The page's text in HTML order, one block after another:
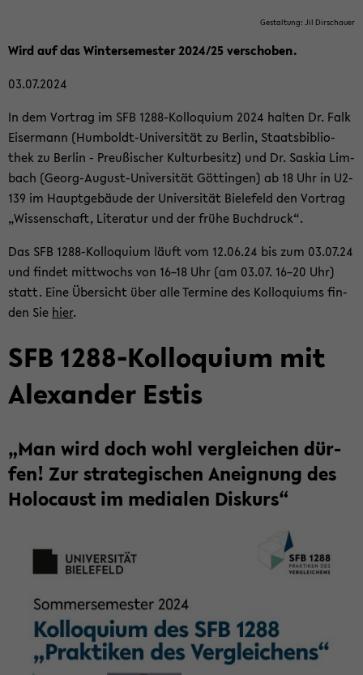
Ge­stal­tung: Jil Dir­schau­er
Wird auf das Win­ter­se­mes­ter 2024/25 ver­scho­ben.
03.07.2024
In dem Vor­trag im SFB 1288-​Kolloquium 2024 hal­ten Dr. Falk
Eis­er­mann (Humboldt-​Universität zu Ber­lin, Staats­bi­blio­
thek zu Ber­lin - Preu­ßi­scher Kul­tur­be­sitz) und Dr. Sas­kia Lim­
bach (Georg-​August-Universität Göt­tin­gen) ab 18 Uhr in U2-​
139 im Haupt­ge­bäu­de der Uni­ver­si­tät Bie­le­feld den Vor­trag
„Wis­sen­schaft, Li­te­ra­tur und der frühe Buch­druck“.
Das SFB 1288-​Kolloquium läuft vom 12.06.24 bis zum 03.07.24
und fin­det mitt­wochs von 16–18 Uhr (am 03.07. 16–20 Uhr)
statt. Eine Über­sicht über alle Ter­mi­ne des Kol­lo­qui­ums fin­
den Sie hier.
SFB 1288-​Kolloquium mit
Alex­an­der Estis
„Man wird doch wohl ver­glei­chen dür­
fen! Zur stra­te­gi­schen An­eig­nung des
Ho­lo­caust im me­dia­len Dis­kurs“